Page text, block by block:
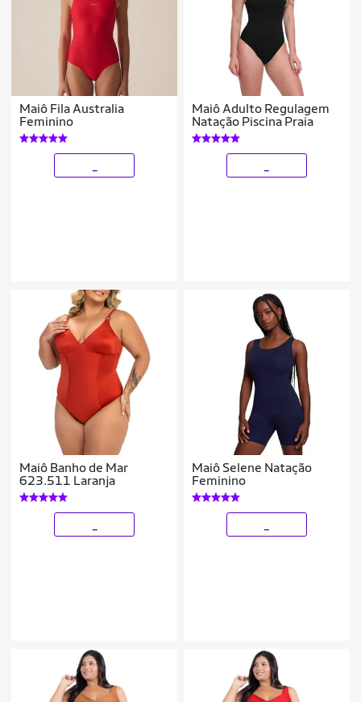
Maiô Fila Australia
Feminino
Maiô Adulto Regulagem
Natação Piscina Praia
Maiô Banho de Mar
623.511 Laranja
Maiô Selene Natação
Feminino